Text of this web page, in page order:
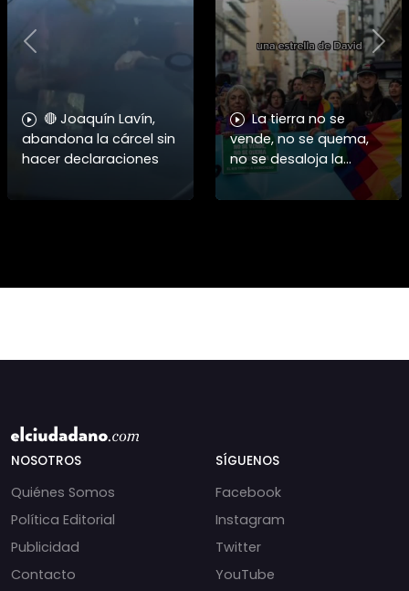
🔴 Joaquín Lavín,
abandona la cárcel sin
hacer declaraciones
La tierra no se
vende, no se quema,
no se desaloja la
protesta en toda
#argentina contra la
Previous
NOSOTROS
Quiénes Somos
Política Editorial
Publicidad
Contacto
SÍGUENOS
Facebook
Instagram
Twitter
YouTube